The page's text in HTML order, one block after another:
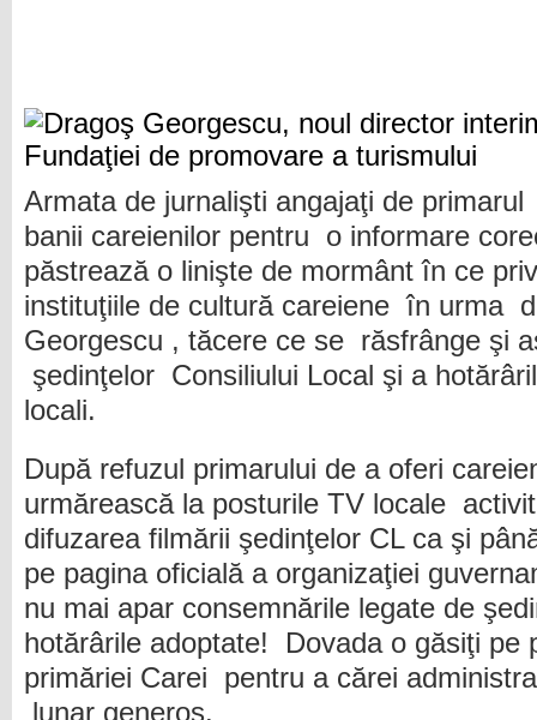
Armata de jurnalişti angajaţi de
banii careienilor pentru o informare
păstrează o linişte de mormânt în ce
instituţiile de cultură careiene în urma
Georgescu , tăcere ce se răsfrânge şi
şedinţelor Consiliului Local şi a
locali.
După refuzul primarului de a oferi
urmărească la posturile TV locale
difuzarea filmării şedinţelor CL ca şi
pe pagina oficială a organizaţiei
nu mai apar consemnările legate de
hotărârile adoptate! Dovada o găsiţi pe
primăriei Carei pentru a cărei
lunar generos.